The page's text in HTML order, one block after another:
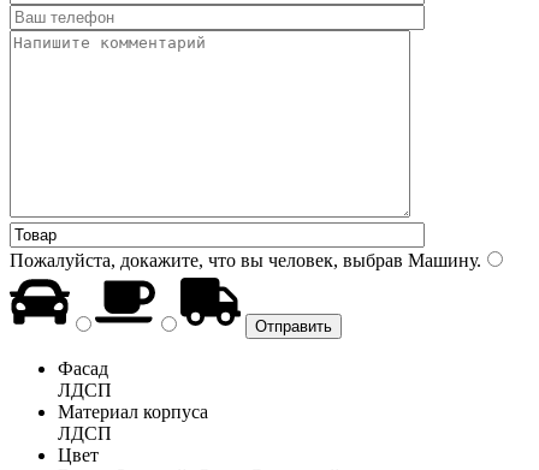
Пожалуйста, докажите, что вы человек, выбрав Машину.
Фасад
ЛДСП
Материал корпуса
ЛДСП
Цвет